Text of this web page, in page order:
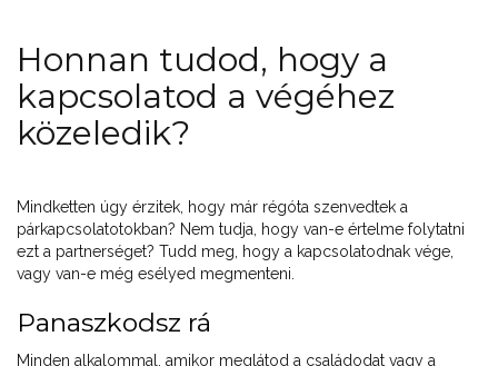
Honnan tudod, hogy a
kapcsolatod a végéhez
közeledik?
Mindketten úgy érzitek, hogy már régóta szenvedtek a
párkapcsolatotokban? Nem tudja, hogy van-e értelme folytatni
ezt a partnerséget? Tudd meg, hogy a kapcsolatodnak vége,
vagy van-e még esélyed megmenteni.
Panaszkodsz rá
Minden alkalommal, amikor meglátod a családodat vagy a